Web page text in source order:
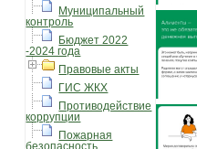
Муниципальный
контроль
Бюджет 2022
-2024 года
Правовые акты
ГИС ЖКХ
Противодействие
коррупции
Пожарная
безопасность